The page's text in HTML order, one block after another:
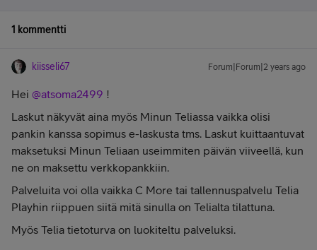
1 kommentti
kiisseli67 Forum|Forum|2 years ago
Hei @atsoma2499 !
Laskut näkyvät aina myös Minun Teliassa vaikka olisi
pankin kanssa sopimus e-laskusta tms. Laskut kuittaantuvat
maksetuksi Minun Teliaan useimmiten päivän viiveellä, kun
ne on maksettu verkkopankkiin.
Palveluita voi olla vaikka C More tai tallennuspalvelu Telia
Playhin riippuen siitä mitä sinulla on Telialta tilattuna.
Myös Telia tietoturva on luokiteltu palveluksi.